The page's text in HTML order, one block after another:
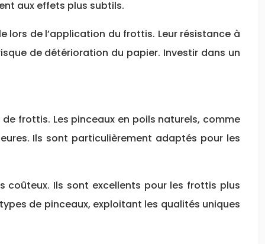
aux effets plus subtils.
de l’application du frottis. Leur résistance à
de détérioration du papier. Investir dans un
frottis. Les pinceaux en poils naturels, comme
Ils sont particulièrement adaptés pour les
coûteux. Ils sont excellents pour les frottis plus
de pinceaux, exploitant les qualités uniques